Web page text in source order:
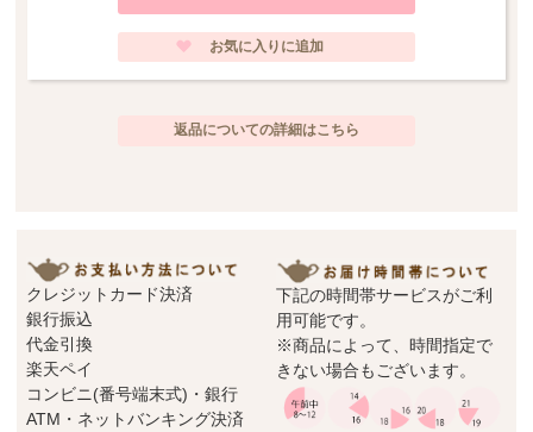
＊＊＊＊＊＊＊＊＊＊＊＊＊＊＊＊＊＊＊＊＊＊＊＊＊＊＊＊＊＊＊＊＊＊＊
メイドの製造過程中に生じるものであり、不良品ではございません。当店の商
返品についての詳細はこちら
クレジットカード決済
銀行振込
代金引換
楽天ペイ
コンビニ(番号端末式)・銀行
ATM・ネットバンキング決済
下記の時間帯サービスがご利
用可能です。
※商品によって、時間指定で
きない場合もございます。